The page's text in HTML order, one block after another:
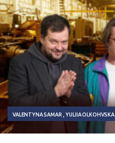
VALENTYNA SAMAR YULIIA OLKOHVSKA